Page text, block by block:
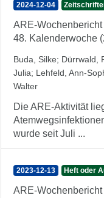
2024-12-04
ARE-
48. Kalenderwoche
Buda, Silke; Dürrwald,
Julia; Lehfeld, Ann-
Walter
Die ARE-Aktivität
wurde seit Juli ...
2023-12-13 Heft oder
ARE-Wochenbericht